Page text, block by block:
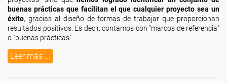
buenas prácticas que facilitan el que cualquier proyecto sea un
éxito, gracias al diseño de formas de trabajar que proporcionan
resultados positivos. Es decir, contamos con "marcos de referencia"
o "buenas prácticas".
Leer más ...